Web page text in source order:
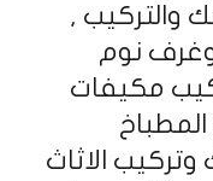
والتركيب ,
وغرف نوم
مكيفات
الاثاث